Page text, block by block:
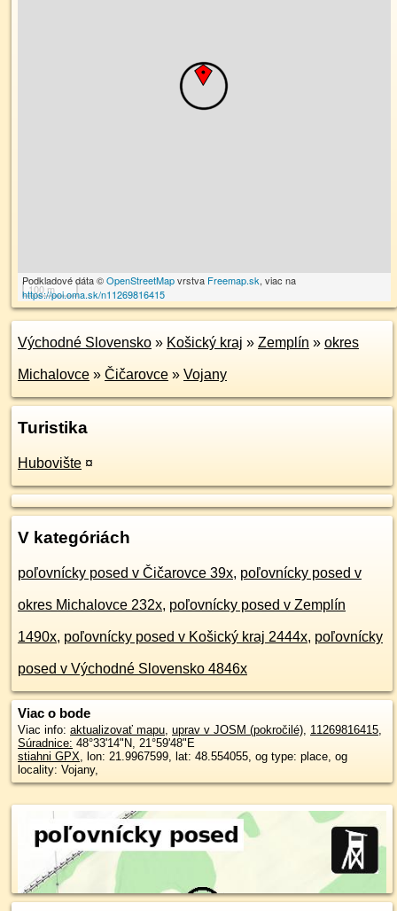
100 m
Podkladové dáta ©OpenStreetMapvrstva Freemap.sk, viac na
https://poi.oma.sk/n11269816415
Východné Slovensko » Košický kraj » Zemplín » okres
Michalovce » Čičarovce » Vojany
Turistika
Hubovište ¤
V kategóriách
poľovnícky posed v Čičarovce 39x, poľovnícky posed v
okres Michalovce 232x, poľovnícky posed v Zemplín
1490x, poľovnícky posed v Košický kraj 2444x, poľovnícky
posed v Východné Slovensko 4846x
Viac o bode
Viac info: aktualizovať mapu, uprav v JOSM (pokročilé), 11269816415,
Súradnice: 48°33'14"N, 21°59'48"E
stiahni GPX, lon: 21.9967599, lat: 48.554055, og type: place, og
locality: Vojany,